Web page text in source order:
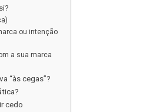
ou intenção
a sua marca
“às cegas”?
cedo